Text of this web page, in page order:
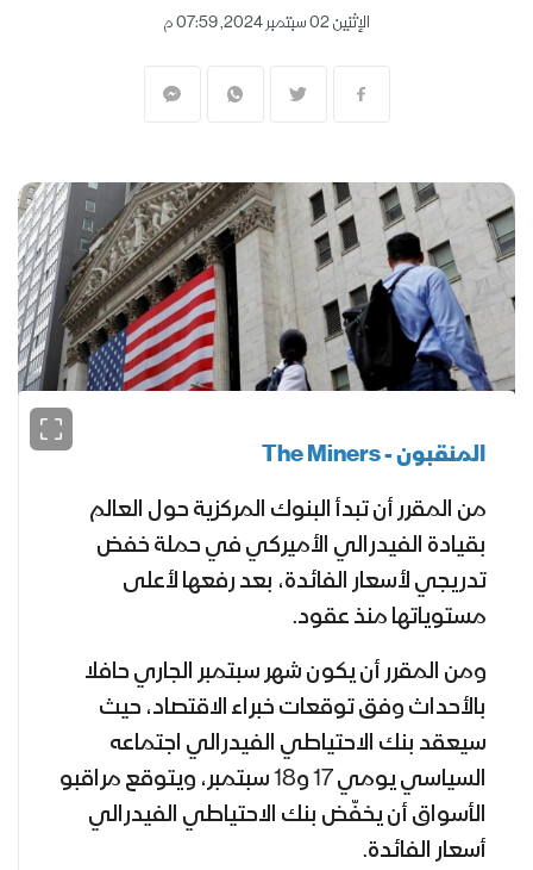
الإثنين 02 سبتمبر 2024, 07:59 م
المنقبون -The Miners
من المقرر أن تبدأ البنوك المركزية حول العالم
بقيادة الفيدرالي الأميركي في حملة خفض
تدريجي لأسعار الفائدة، بعد رفعها لأعلى
مستوياتها منذ عقود.
ومن المقرر أن يكون شهر سبتمبر الجاري حافلا
بالأحداث وفق توقعاتخبراء الاقتصاد، حيث
سيعقد بنك الاحتياطي الفيدرالي اجتماعه
السياسي يومي 17 و18 سبتمبر
، ويتوقع مراقبو
الأسواق أن يخفّض بنك الاحتياطي الفيدرالي
أسعار الفائدة.